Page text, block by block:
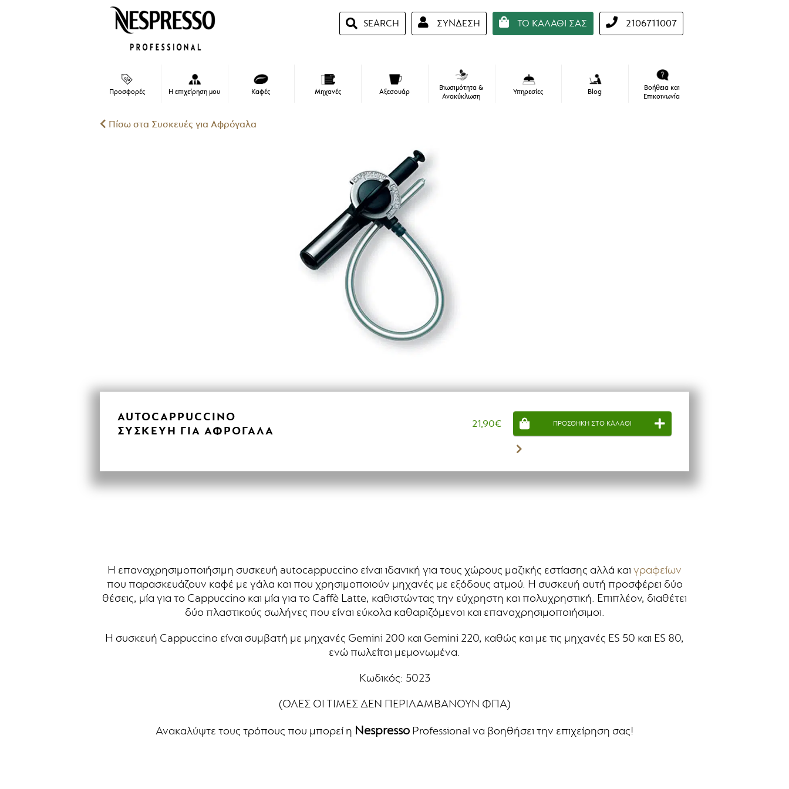
SEARCH ΣΥΝΔΕΣΗ
Διεύθυνση Email Απαιτείται
ΤΟ ΚΑΛΑΘΙ ΣΑΣ 2106711007
Προσφορές Η επιχείρηση μου Καφές Μηχανές Αξεσουάρ
Βιωσιμότητα &
Ανακύκλωση
Υπηρεσίες Blog
Βοήθεια και
Επικοινωνία
Πίσω στα Συσκευές για Αφρόγαλα
AUTOCAPPUCCINO
ΣΥΣΚΕΥΉ ΓΙΑ ΑΦΡΌΓΑΛΑ
21,90€ ΠΡΟΣΘΗΚΗ ΣΤΟ ΚΑΛΑΘΙ
Η επαναχρησιμοποιήσιμη συσκευή autocappuccino είναι ιδανική για τους χώρους μαζικής εστίασης αλλά και γραφείων
που παρασκευάζουν καφέ με γάλα και που χρησιμοποιούν μηχανές με εξόδους ατμού. Η συσκευή αυτή προσφέρει δύο
θέσεις, μία για το Cappuccino και μία για το Caffè Latte, καθιστώντας την εύχρηστη και πολυχρηστική. Επιπλέον, διαθέτει
δύο πλαστικούς σωλήνες που είναι εύκολα καθαριζόμενοι και επαναχρησιμοποιήσιμοι.
Η συσκευή Cappuccino είναι συμβατή με μηχανές Gemini 200 και Gemini 220, καθώς και με τις μηχανές ES 50 και ES 80,
ενώ πωλείται μεμονωμένα.
Κωδικός: 5023
(ΟΛΕΣ ΟΙ ΤΙΜΕΣ ΔΕΝ ΠΕΡΙΛΑΜΒΑΝΟΥΝ ΦΠΑ)
Ανακαλύψτε τους τρόπους που μπορεί η Nespresso Professional να βοηθήσει την επιχείρηση σας!